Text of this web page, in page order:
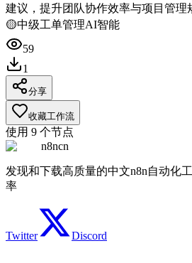
建议，提升团队协作效率与项目管理
🟡中级工单管理AI智能
59
1
分享
收藏工作流
使用 9 个节点
n8ncn
发现和下载高质量的中文n8n自动化
率
Twitter Discord